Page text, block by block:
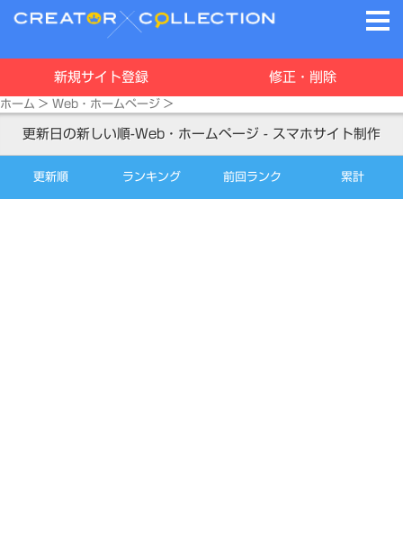
新規サイト登録 修正・削除
ホーム > Web・ホームページ >
更新日の新しい順-Web・ホームページ - スマホサイト制作
更新順 ランキング 前回ランク 累計